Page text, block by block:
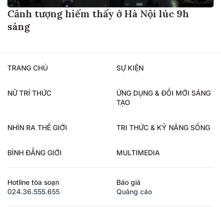
Cảnh tượng hiếm thấy ở Hà Nội lúc 9h
sáng
TRANG CHỦ SỰ KIỆN
NỮ TRÍ THỨC
ỨNG DỤNG & ĐỔI MỚI SÁNG
TẠO
NHÌN RA THẾ GIỚI TRI THỨC & KỸ NĂNG SỐNG
BÌNH ĐẲNG GIỚI MULTIMEDIA
Hotline tòa soạn
024.36.555.655
Báo giá
Quảng cáo